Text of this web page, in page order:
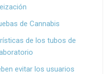
de Cannabis
de los tubos de
evitar los usuarios